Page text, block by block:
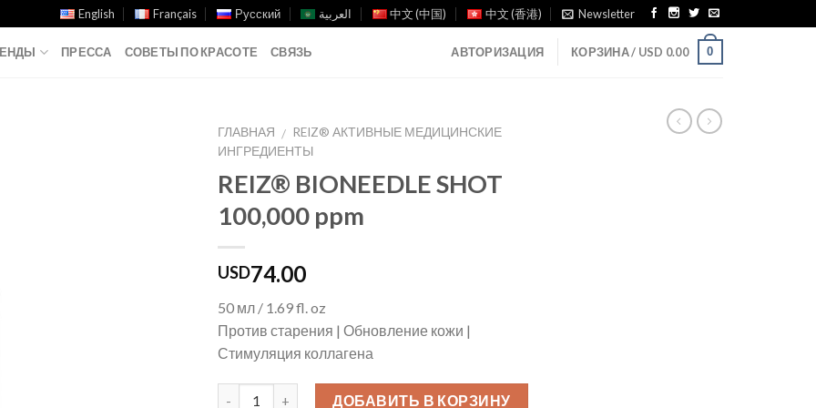
English Français Русский العربية 中文 (中国) 中文 (香港) Newsletter
ПРЕССА СОВЕТЫ ПО КРАСОТЕ СВЯЗЬ АВТОРИЗАЦИЯ КОРЗИНА / USD 0.00 0
ГЛАВНАЯ / REIZ® АКТИВНЫЕ МЕДИЦИНСКИЕ
ИНГРЕДИЕНТЫ
REIZ® BIONEEDLE SHOT
100,000 ppm
USD74.00
50 мл / 1.69 fl. oz
Против старения | Обновление кожи |
Стимуляция коллагена
ДОБАВИТЬ В КОРЗИНУ